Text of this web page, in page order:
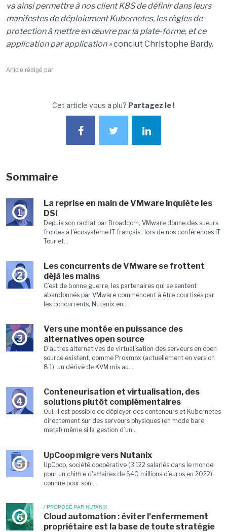
va ainsi permettre à nos client K8S de définir dans leurs
manifestes de déploiement Kubernetes, les règles de
protection à mettre en œuvre par la plate-forme, et ce
application par application »conclut Christophe Bardy.
Article rédigé par
Cet article vous a plu? Partagez le !
Sommaire
1
La reprise en main de VMware inquiète les
DSI
Depuis son rachat par Broadcom, VMware donne des sueurs
froides à l'écosystème IT français ; lors de nos conférences IT
Tour et...
2
Les concurrents de VMware se frottent
déjà les mains
C’est de bonne guerre, les partenaires qui se sentent
abandonnés par VMware commencent à être courtisés par
les concurrents, Nutanix en...
3
Vers une montée en puissance des
alternatives open source
D’autres alternatives de virtualisation des serveurs en open
source existent, comme Proxmox (actuellement en version
8.1), un dérivé de KVM mis au...
4
Conteneurisation et virtualisation, des
solutions plutôt complémentaires
Oui, il est possible de déployer des conteneurs et Kubernetes
directement sur des serveurs physiques (en mode bare
metal) même si la gestion d’un...
5
UpCoop migre vers Nutanix
UpCoop, société coopérative (3 122 salariés dans le monde
pour un chiffre d'affaires de 640 millions d’euros en 2022)
connue pour son...
6
/ PROPOSÉ PAR NUTANIX
Cloud automation : éviter l'enfermement
propriétaire est la base de toute stratégie